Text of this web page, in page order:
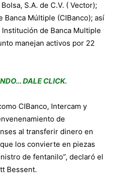
S.A. de C.V. ( Vector);
Banca Múltiple (CIBanco); así
de Banca Multiple
manejan activos por 22
DALE CLICK.
CIBanco, Intercam y
de
al transferir dinero en
los convierte en piezas
de fentanilo”, declaró el
Bessent.